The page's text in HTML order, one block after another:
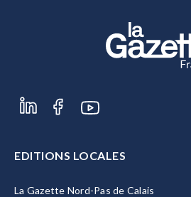
EDITIONS LOCALES
La Gazette Nord-Pas de Calais